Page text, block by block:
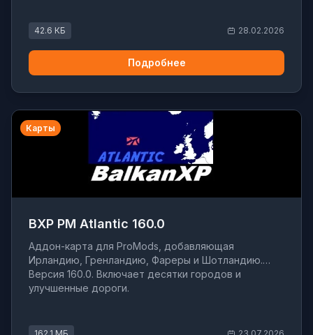
42.6 КБ 28.02.2026
Подробнее
Карты
BXP PM Atlantic 160.0
Аддон-карта для ProMods, добавляющая
Ирландию, Гренландию, Фареры и Шотландию.
Версия 160.0. Включает десятки городов и
улучшенные дороги.